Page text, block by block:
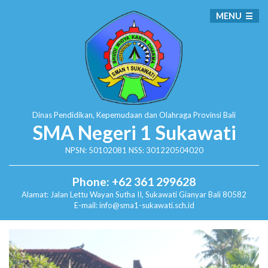
Dinas Pendidikan, Kepemudaan dan Olahraga Provinsi Bali
SMA Negeri 1 Sukawati
NPSN: 50102081 NSS: 301220504020
Phone: +62 361 299628
Alamat: Jalan Lettu Wayan Sutha II, SukawatiGianyar Bali 80582
E-mail: info@sma1-sukawati.sch.id
MENU